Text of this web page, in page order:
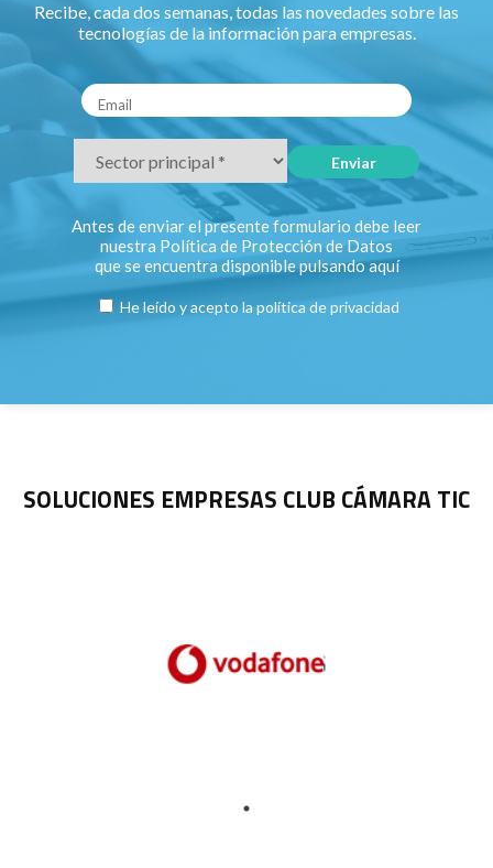
Recibe, cada dos semanas, todas las novedades sobre las
tecnologías de la información para empresas.
Antes de enviar el presente formulario debe leer
nuestra Política de Protección de Datos
que se encuentra disponible pulsandoaquí
He leído y acepto la política de privacidad
SOLUCIONES EMPRESAS CLUB CÁMARA TIC